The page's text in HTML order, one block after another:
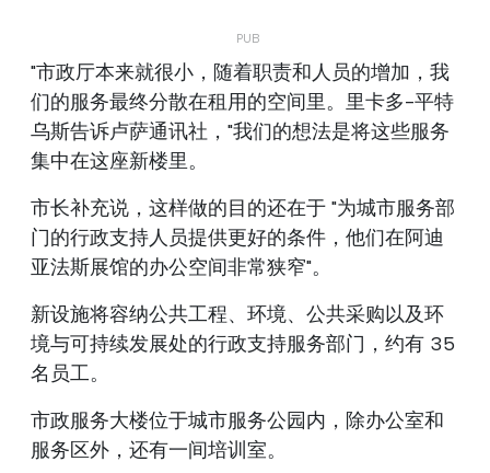
"市政厅本来就很小，随着职责和人员的增加，我
们的服务最终分散在租用的空间里。里卡多-平特
乌斯告诉卢萨通讯社，"我们的想法是将这些服务
集中在这座新楼里。
市长补充说，这样做的目的还在于 "为城市服务部
门的行政支持人员提供更好的条件，他们在阿迪
亚法斯展馆的办公空间非常狭窄"。
新设施将容纳公共工程、环境、公共采购以及环
境与可持续发展处的行政支持服务部门，约有 35
名员工。
市政服务大楼位于城市服务公园内，除办公室和
服务区外，还有一间培训室。